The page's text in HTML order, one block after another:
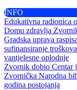
INFO
Edukativna radionica
Domu zdravlja
Gradska uprava
sufinansiranje
vantjelesne oplodnje
Zvornik dobio Centar
Zvornička Narodna
godina postojanja